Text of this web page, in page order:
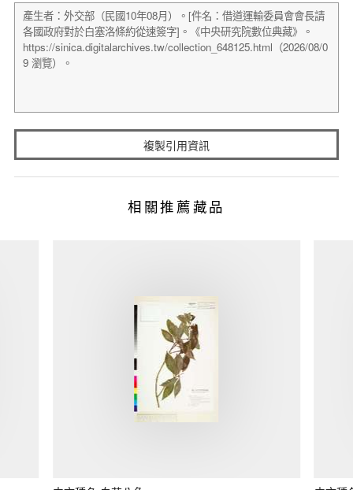
複製引用資訊
相關推薦藏品